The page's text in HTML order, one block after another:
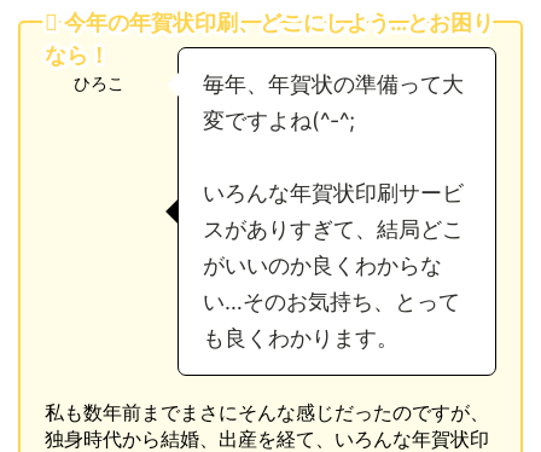
今年の年賀状印刷、どこにしよう…とお困り
なら！
ひろこ
毎年、年賀状の準備って大
変ですよね(^-^;
いろんな年賀状印刷サービ
スがありすぎて、結局どこ
がいいのか良くわからな
い…そのお気持ち、とって
も良くわかります。
私も数年前までまさにそんな感じだったのですが、
独身時代から結婚、出産を経て、いろんな年賀状印